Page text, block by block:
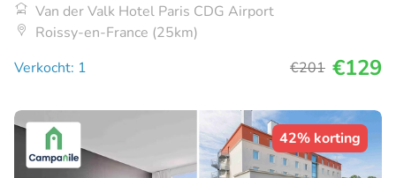
Van der Valk Hotel Paris CDG Airport
Roissy-en-France (25km)
Verkocht: 1
€201 €129
42% korting